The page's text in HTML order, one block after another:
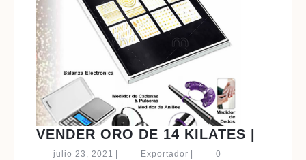
VENDER ORO DE 14 KILATES |
julio 23, 2021 julio
ExportadorExportador
0